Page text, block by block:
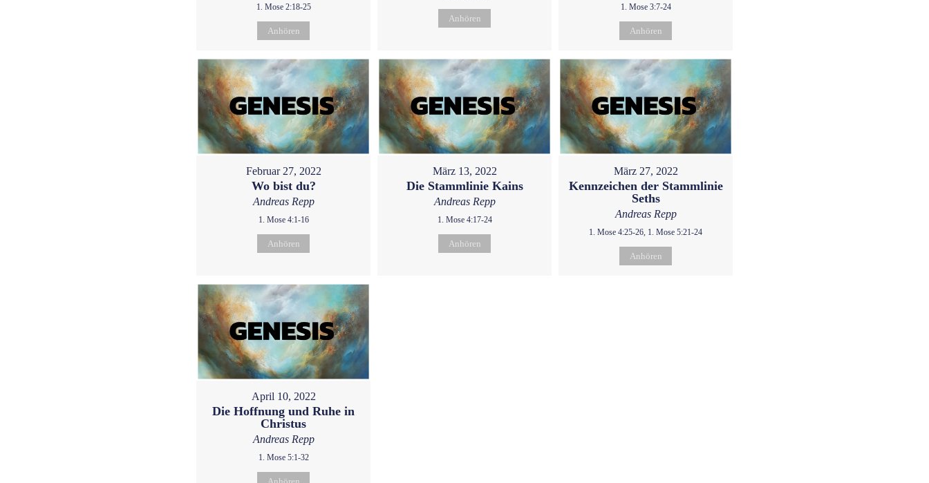
1. Mose 2:18-25
Anhören
Anhören
1. Mose 3:7-24
Anhören
Februar 27, 2022
Wo bist du?
Andreas Repp
1. Mose 4:1-16
Anhören
März 13, 2022
Die Stammlinie Kains
Andreas Repp
1. Mose 4:17-24
Anhören
März 27, 2022
Kennzeichen der Stammlinie
Seths
Andreas Repp
1. Mose 4:25-26, 1. Mose 5:21-24
Anhören
April 10, 2022
Die Hoffnung und Ruhe in
Christus
Andreas Repp
1. Mose 5:1-32